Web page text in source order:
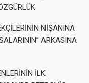
NİŞANINA
ARKASINA
İLK